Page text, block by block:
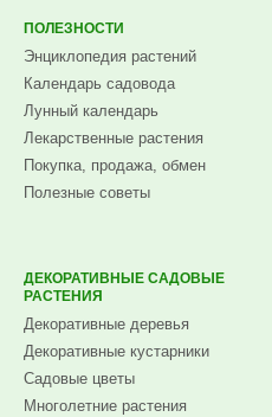
ПОЛЕЗНОСТИ
Энциклопедия растений
Календарь садовода
Лунный календарь
Лекарственные растения
Покупка, продажа, обмен
Полезные советы
ДЕКОРАТИВНЫЕ САДОВЫЕ
РАСТЕНИЯ
Декоративные деревья
Декоративные кустарники
Садовые цветы
Многолетние растения